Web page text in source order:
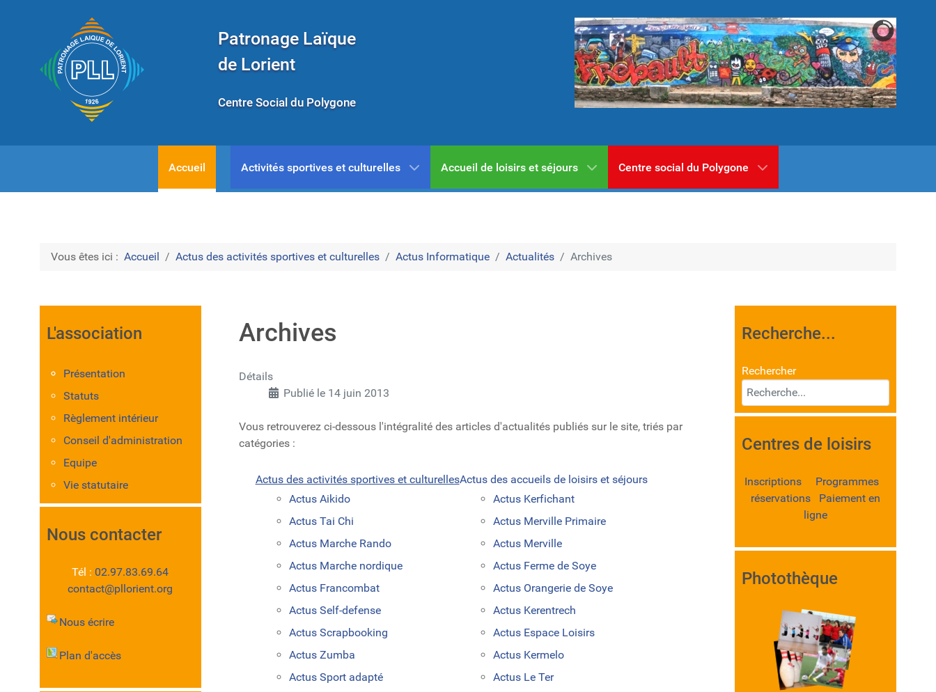
Patronage Laïque
de Lorient
Centre Social du Polygone
Accueil Activités sportives et culturelles Accueil de loisirs et séjours Centre social du Polygone
Vous êtes ici : Accueil Actus des activités sportives et culturelles Actus Informatique Actualités Archives
L'association
Présentation
Statuts
Règlement intérieur
Conseil d'administration
Equipe
Vie statutaire
Nous contacter
Tél : 02.97.83.69.64
contact@pllorient.org
Nous écrire
Plan d'accès
Archives
Détails
Publié le 14 juin 2013
Vous retrouverez ci-dessous l'intégralité des articles d'actualités publiés sur le site, triés par
catégories :
Actus des activités sportives et culturelles
Actus Aikido
Actus Tai Chi
Actus Marche Rando
Actus Marche nordique
Actus Francombat
Actus Self-defense
Actus Scrapbooking
Actus Zumba
Actus Sport adapté
Actus des accueils de loisirs et séjours
Actus Kerfichant
Actus Merville Primaire
Actus Merville
Actus Ferme de Soye
Actus Orangerie de Soye
Actus Kerentrech
Actus Espace Loisirs
Actus Kermelo
Actus Le Ter
Recherche...
Rechercher
Centres de loisirs
Inscriptions Programmes
réservations Paiement en
ligne
Photothèque